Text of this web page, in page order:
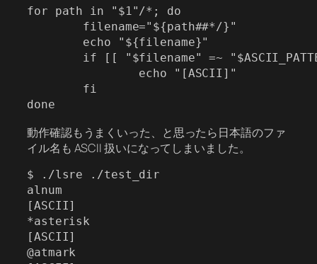
for path in "$1"/*; do
        filename="${path##*/}"
        echo "${filename}"
if [[ "$filename" =~
                echo "[ASCII]"
        fi
動作確認もうまくいった、と思ったら日本語のファ
イル名も ASCII 扱いになってしまいました。
$ ./lsre ./test_dir
alnum
[ASCII]
*asterisk
[ASCII]
@atmark